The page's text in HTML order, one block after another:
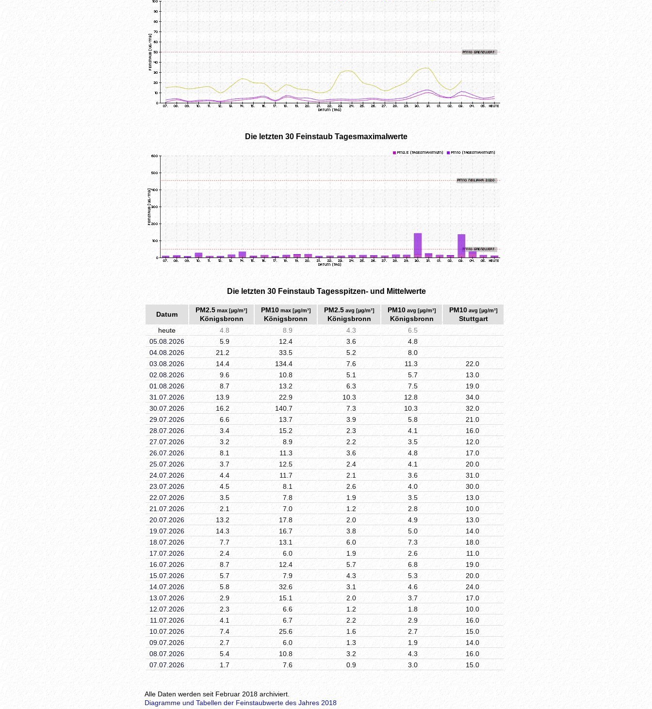
Die letzten 30 Feinstaub Tagesmaximalwerte
Die letzten 30 Feinstaub Tagesspitzen- und Mittelwerte
Datum
PM2.5 max [µg/m³]
Königsbronn
PM10max [µg/m³]
Königsbronn
PM2.5avg [µg/m³]
Königsbronn
PM10avg [µg/m³]
Königsbronn
PM10avg [µg/m³]
Stuttgart
heute
4.8 8.9 4.3
6.5
05.08.2026
5.9 12.4 3.6
4.8
04.08.2026
21.2 33.5 5.2
8.0
03.08.2026
14.4 134.4 7.6 11.3
22.0
02.08.2026
9.6 10.8 5.1 5.7
13.0
01.08.2026
8.7 13.2 6.3 7.5
19.0
31.07.2026
13.9 22.9 10.3 12.8
34.0
30.07.2026
16.2 140.7 7.3 10.3
32.0
29.07.2026
6.6 13.7 3.9 5.8
21.0
28.07.2026
3.4 15.2 2.3 4.1
16.0
27.07.2026
3.2 8.9 2.2 3.5
12.0
26.07.2026
8.1 11.3 3.6 4.8
17.0
25.07.2026
3.7 12.5 2.4 4.1
20.0
24.07.2026
4.4 11.7 2.1 3.6
31.0
23.07.2026
4.5 8.1 2.6 4.0
30.0
22.07.2026
3.5 7.8 1.9 3.5
13.0
21.07.2026
2.1 7.0 1.2 2.8
10.0
20.07.2026
13.2 17.8 2.0 4.9
13.0
19.07.2026
14.3 16.7 3.8 5.0
14.0
18.07.2026
7.7 13.1 6.0 7.3
18.0
17.07.2026
2.4 6.0 1.9 2.6
11.0
16.07.2026
8.7 12.4 5.7 6.8
19.0
15.07.2026
5.7 7.9 4.3 5.3
20.0
14.07.2026
5.8 32.6 3.1 4.6
24.0
13.07.2026
2.9 15.1 2.0 3.7
17.0
12.07.2026
2.3 6.6 1.2 1.8
10.0
11.07.2026
4.1 6.7 2.2 2.9
16.0
10.07.2026
7.4 25.6 1.6 2.7
15.0
09.07.2026
2.7 6.0 1.3 1.9
14.0
08.07.2026
5.4 10.8 3.2 4.3
16.0
07.07.2026
1.7 7.6 0.9 3.0 15.0
Alle Daten werden seit Februar 2018 archiviert.
Diagramme und Tabellen der Feinstaubwerte des Jahres 2018